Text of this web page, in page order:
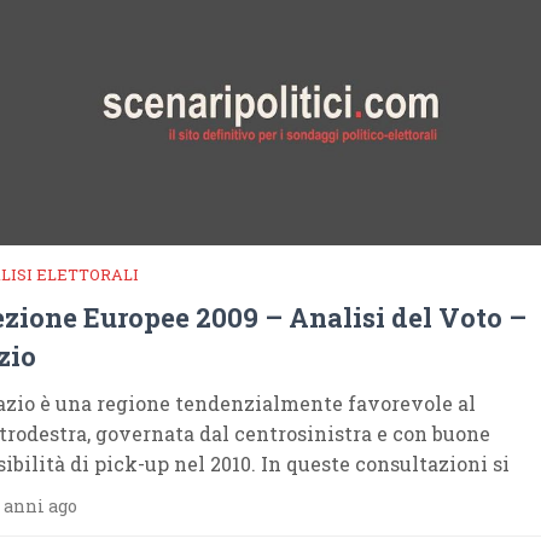
ELETTORALI
Europee 2009 – Analisi del Voto –
è una regione tendenzialmente favorevole al
governata dal centrosinistra e con buone
di pick-up nel 2010. In queste consultazioni si
anni ago